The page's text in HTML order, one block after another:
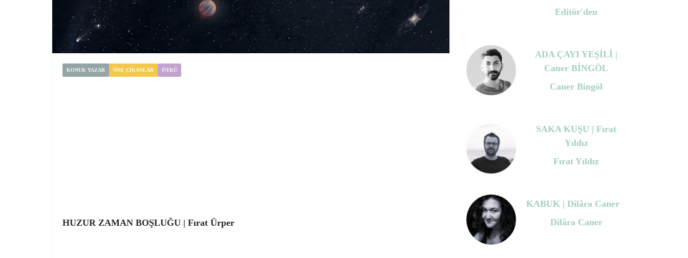
KONUK YAZAR ÖNE ÇIKANLAR ÖYKÜ
HUZUR ZAMAN BOŞLUĞU | Fırat Ürper
Editör'den
ADA ÇAYI YEŞİLİ |
Caner BİNGÖL
Caner Bingöl
SAKA KUŞU | Fırat
Yıldız
Fırat Yıldız
KABUK | Dilâra Caner
Dilâra Caner